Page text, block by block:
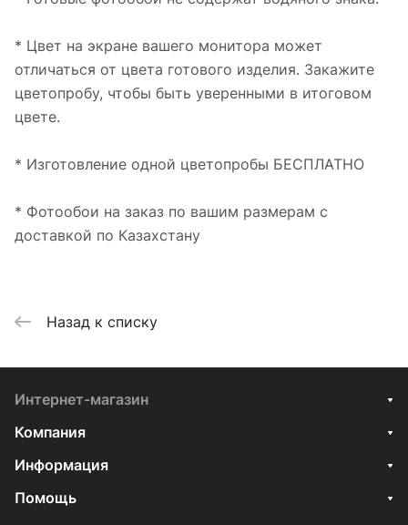
* Цвет на экране вашего монитора может
отличаться от цвета готового изделия. Закажите
цветопробу, чтобы быть уверенными в итоговом
цвете.
* Изготовление одной цветопробы БЕСПЛАТНО
* Фотообои на заказ по вашим размерам с
доставкой по Казахстану
Назад к списку
Интернет-магазин
Компания
Информация
Помощь